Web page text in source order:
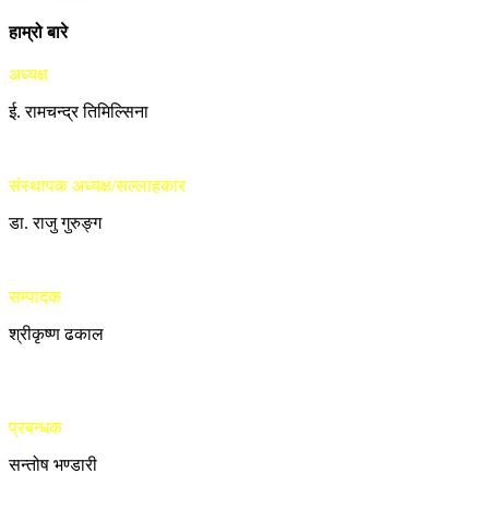
हाम्रो बारे
अध्यक्ष
ई. रामचन्द्र तिमिल्सिना
संस्थापक अध्यक्ष/सल्लाहकार
डा. राजु गुरुङ्ग
सम्पादक
श्रीकृष्ण ढकाल
प्रबन्धक
सन्तोष भण्डारी